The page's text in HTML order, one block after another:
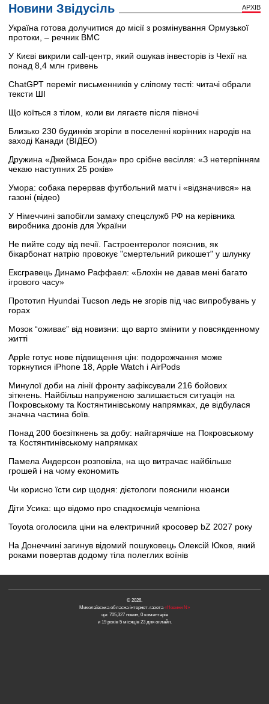
Новини Звідусіль АРХІВ
Україна готова долучитися до місії з розмінування Ормузької
протоки, – речник ВМС
У Києві викрили call-центр, який ошукав інвесторів із Чехії на
понад 8,4 млн гривень
ChatGPT переміг письменників у сліпому тесті: читачі обрали
тексти ШІ
Що коїться з тілом, коли ви лягаєте після півночі
Близько 230 будинків згоріли в поселенні корінних народів на
заході Канади (ВІДЕО)
Дружина «Джеймса Бонда» про срібне весілля: «З нетерпінням
чекаю наступних 25 років»
Умора: собака перервав футбольний матч і «відзначився» на
газоні (відео)
У Німеччині запобігли замаху спецслужб РФ на керівника
виробника дронів для України
Не пийте соду від печії. Гастроентеролог пояснив, як
бікарбонат натрію провокує "смертельний рикошет" у шлунку
Ексгравець Динамо Раффаел: «Блохін не давав мені багато
ігрового часу»
Прототип Hyundai Tucson ледь не згорів під час випробувань у
горах
Мозок “оживає” від новизни: що варто змінити у повсякденному
житті
Apple готує нове підвищення цін: подорожчання може
торкнутися iPhone 18, Apple Watch і AirPods
Минулої доби на лінії фронту зафіксували 216 бойових
зіткнень. Найбільш напруженою залишається ситуація на
Покровському та Костянтинівському напрямках, де відбулася
значна частина боїв.
Понад 200 боєзіткнень за добу: найгарячіше на Покровському
та Костянтинівському напрямках
Памела Андерсон розповіла, на що витрачає найбільше
грошей і на чому економить
Чи корисно їсти сир щодня: дієтологи пояснили нюанси
Діти Усика: що відомо про спадкоємців чемпіона
Toyota оголосила ціни на електричний кросовер bZ 2027 року
На Донеччині загинув відомий пошуковець Олексій Юков, який
роками повертав додому тіла полеглих воїнів
© 2026.
Миколаївська обласна інтернет-газета«Новини N»
це: 705,327 новин, 0 коментарів
и 19 років 5 місяців 23 дня онлайн.